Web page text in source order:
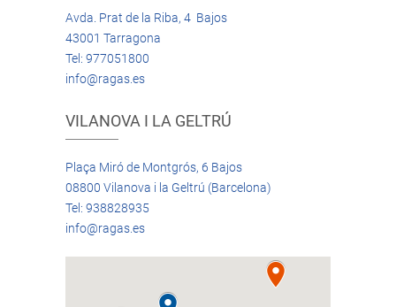
Avda. Prat de la Riba, 4 Bajos
43001 Tarragona
Tel: 977051800
info@ragas.es
VILANOVA I LA GELTRÚ
Plaça Miró de Montgrós, 6 Bajos
08800 Vilanova i la Geltrú (Barcelona)
Tel: 938828935
info@ragas.es